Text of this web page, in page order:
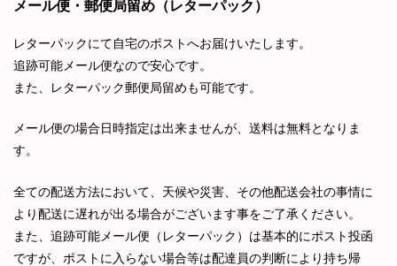
メール便・郵便局留め（レターパック）
レターパックにて自宅のポストへお届けいたします。
追跡可能メール便なので安心です。
また、レターパック郵便局留めも可能です。
メール便の場合日時指定は出来ませんが、送料は無料となりま
す。
全ての配送方法において、天候や災害、その他配送会社の事情に
より配送に遅れが出る場合がございます事をご了承ください。
また、追跡可能メール便（レターパック）は基本的にポスト投函
ですが、ポストに入らない場合等は配達員の判断により持ち帰